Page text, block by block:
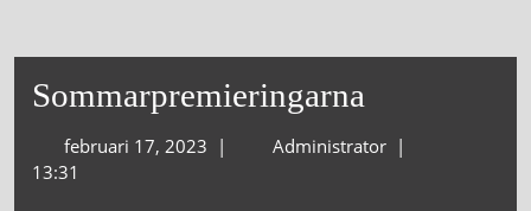
Sommarpremieringarna
februari 17, 2023 | Administrator |
13:31